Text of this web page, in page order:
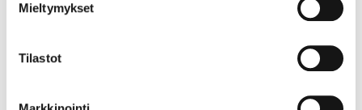
Mieltymykset
Tilastot
HORL 3 Premium setti
119,00€
Lue lisää